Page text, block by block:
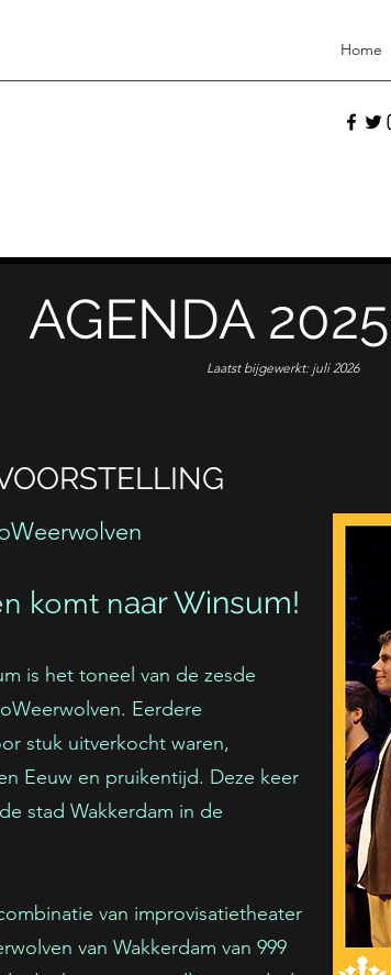
Home
AGENDA
Laatst bijgewerkt: juli 2026
komt naar Winsum!
is het toneel van de zesde
Eerdere
stuk uitverkocht waren,
Eeuw en pruikentijd. Deze keer
stad Wakkerdam in de
van improvisatietheater
van Wakkerdam van 999